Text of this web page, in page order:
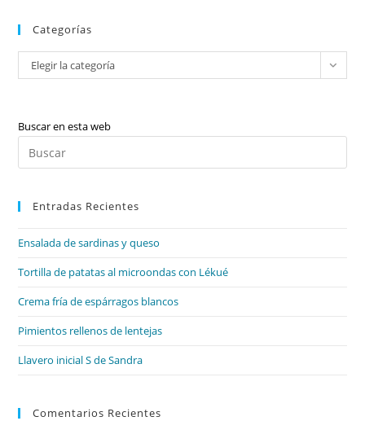
Categorías
Categorías
Elegir la categoría
Buscar en esta web
Entradas Recientes
Ensalada de sardinas y queso
Tortilla de patatas al microondas con Lékué
Crema fría de espárragos blancos
Pimientos rellenos de lentejas
Llavero inicial S de Sandra
Comentarios Recientes